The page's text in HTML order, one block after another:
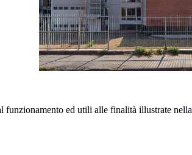
funzionamento ed utili alle finalità illustrate nella